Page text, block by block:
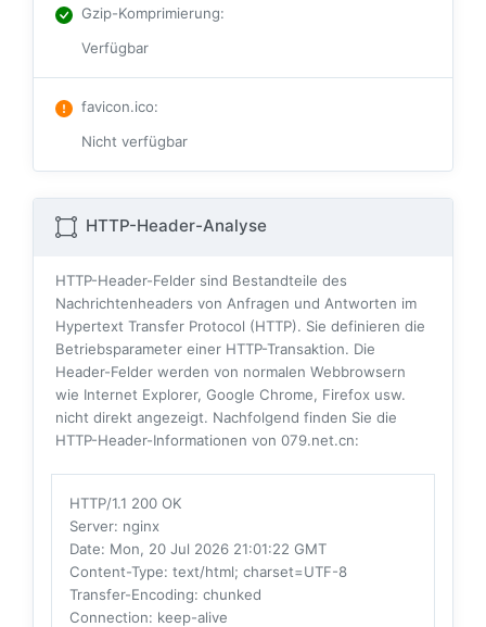
Gzip-Komprimierung:
Verfügbar
favicon.ico:
Nicht verfügbar
HTTP-Header-Analyse
HTTP-Header-Felder sind Bestandteile des
Nachrichtenheaders von Anfragen und Antworten im
Hypertext Transfer Protocol (HTTP). Sie definieren die
Betriebsparameter einer HTTP-Transaktion. Die
Header-Felder werden von normalen Webbrowsern
wie Internet Explorer, Google Chrome, Firefox usw.
nicht direkt angezeigt. Nachfolgend finden Sie die
HTTP-Header-Informationen von 079.net.cn:
HTTP/1.1 200 OK
Server: nginx
Date: Mon, 20 Jul 2026 21:01:22 GMT
Content-Type: text/html; charset=UTF-8
Transfer-Encoding: chunked
Connection: keep-alive